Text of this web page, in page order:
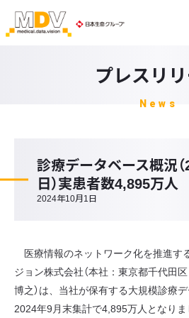
プレスリ
News
診療データベース概況
日）実患者数4,895万人
2024年10月1日
医療情報のネットワーク化を推進す
ジョン株式会社（本社：東京都千代
博之）は、当社が保有する大規模診療
2024年9月末集計で4,895万人となり